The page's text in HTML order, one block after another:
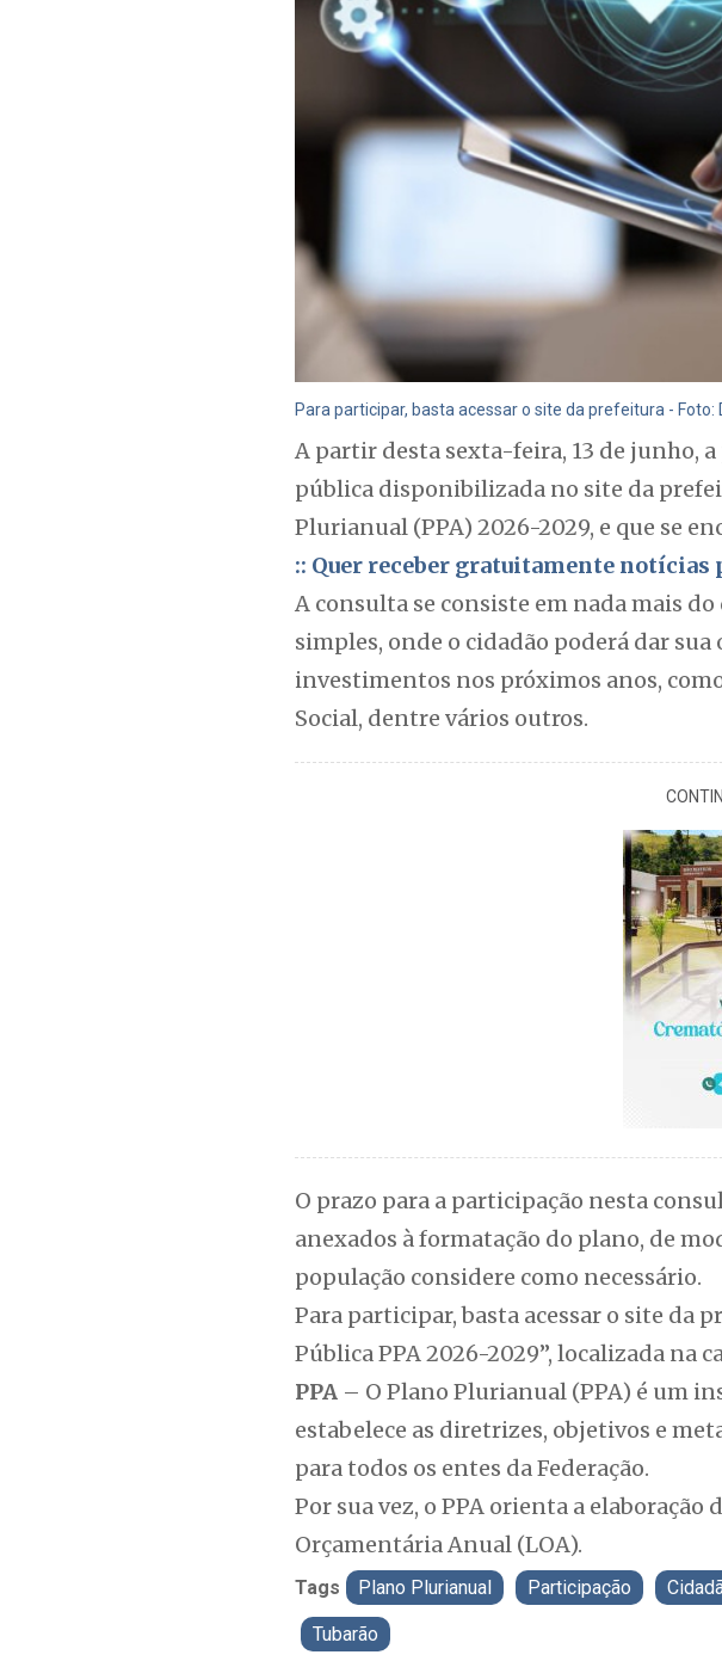
Para participar, basta acessar o site da prefeitura - Foto:
A partir desta sexta-feira, 13 de junho,
pública disponibilizada no site da
Plurianual (PPA) 2026-2029, e que se
:: Quer receber gratuitamente notícias
A consulta se consiste em nada mais
simples, onde o cidadão poderá dar
investimentos nos próximos anos,
Social, dentre vários outros.
O prazo para a participação nesta
anexados à formatação do plano, de
população considere como necessário.
Para participar, basta acessar o site da
Pública PPA 2026-2029”, localizada na
PPA – O Plano Plurianual (PPA) é um
estabelece as diretrizes, objetivos e
para todos os entes da Federação.
Por sua vez, o PPA orienta a
Orçamentária Anual (LOA).
Tags Plano Plurianual Participação
Tubarão